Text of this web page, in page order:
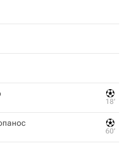
18‎’‎
60‎’‎